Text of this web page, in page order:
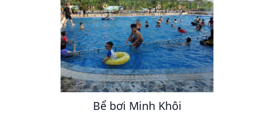
Bể bơi Minh Khôi